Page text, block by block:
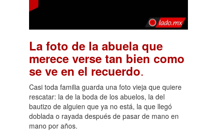
La foto de la abuela que
merece verse tan bien como
se ve en el recuerdo.
Casi toda familia guarda una foto vieja que quiere
rescatar: la de la boda de los abuelos, la del
bautizo de alguien que ya no está, la que llegó
doblada o rayada después de pasar de mano en
mano por años.